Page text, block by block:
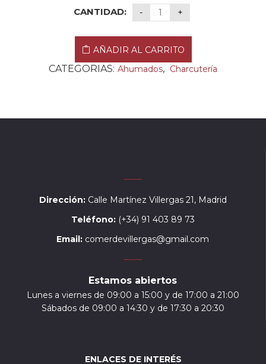
CANTIDAD:
AÑADIR AL CARRITO
CATEGORIAS: Ahumados, Charcutería
Dirección: Calle Martínez Villergas 21, Madrid
Teléfono: (+34) 91 403 89 73
Email: comerdevillergas@gmail.com
Estamos abiertos
Lunes a viernes de 09:00 a 15:00 y de 17:00 a 21:00
Sábados de 09:00 a 14:30 y de 17:30 a 20:30
ENLACES DE INTERÉS